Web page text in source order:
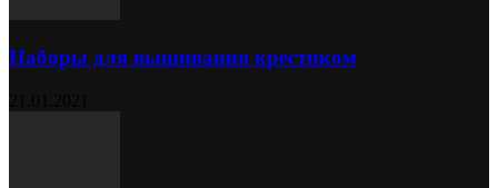
Наборы для вышивания крестиком